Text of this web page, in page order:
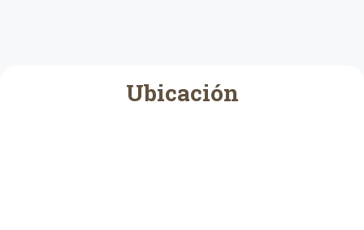
Ubicación